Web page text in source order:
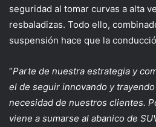
seguridad al tomar curvas a alta
resbaladizas. Todo ello,
suspensión hace que la
“Parte de nuestra estrategia y
el de seguir innovando y
necesidad de nuestros clientes.
viene a sumarse al abanico de